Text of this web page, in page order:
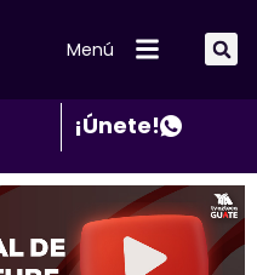
Menú
¡Únete!